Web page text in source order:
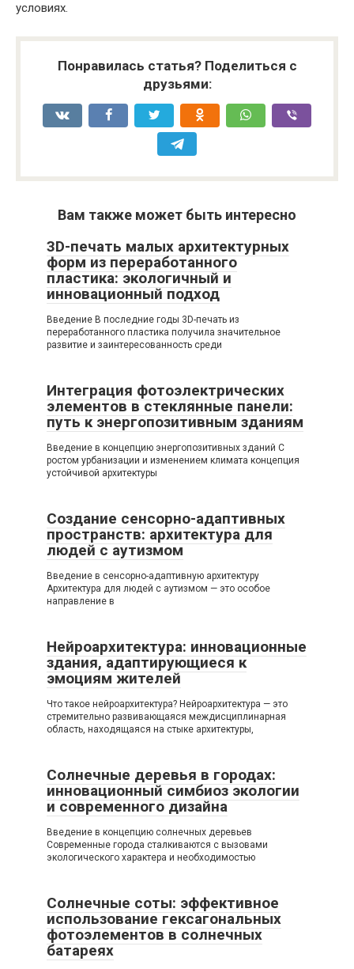
условиях.
Понравилась статья? Поделиться с
друзьями:
Вам также может быть интересно
3D-печать малых архитектурных
форм из переработанного
пластика: экологичный и
инновационный подход
Введение В последние годы 3D-печать из
переработанного пластика получила значительное
развитие и заинтересованность среди
Интеграция фотоэлектрических
элементов в стеклянные панели:
путь к энергопозитивным зданиям
Введение в концепцию энергопозитивных зданий С
ростом урбанизации и изменением климата концепция
устойчивой архитектуры
Создание сенсорно-адаптивных
пространств: архитектура для
людей с аутизмом
Введение в сенсорно-адаптивную архитектуру
Архитектура для людей с аутизмом — это особое
направление в
Нейроархитектура: инновационные
здания, адаптирующиеся к
эмоциям жителей
Что такое нейроархитектура? Нейроархитектура — это
стремительно развивающаяся междисциплинарная
область, находящаяся на стыке архитектуры,
Солнечные деревья в городах:
инновационный симбиоз экологии
и современного дизайна
Введение в концепцию солнечных деревьев
Современные города сталкиваются с вызовами
экологического характера и необходимостью
Солнечные соты: эффективное
использование гексагональных
фотоэлементов в солнечных
батареях